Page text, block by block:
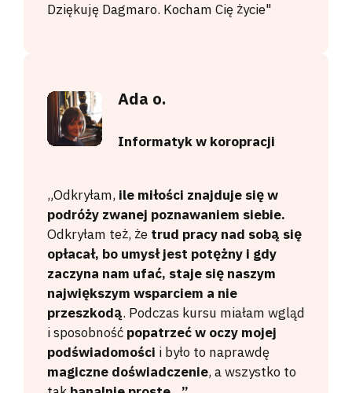
Dziękuję Dagmaro. Kocham Cię życie"
„Odkryłam, ile miłości znajduje się w
podróży zwanej poznawaniem siebie.
Odkryłam też, że trud pracy nad sobą się
opłacał, bo umysł jest potężny i gdy
zaczyna nam ufać, staje się naszym
największym wsparciem a nie
przeszkodą. Podczas kursu miałam wgląd
i sposobność popatrzeć w oczy mojej
podświadomości i było to naprawdę
magiczne doświadczenie, a wszystko to
Ada o.
Informatyk w koropracji